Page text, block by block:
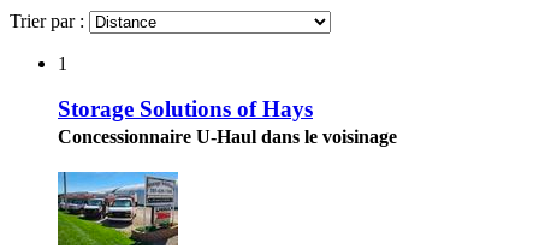
Trier par :
1
Storage Solutions of Hays
Concessionnaire U-Haul dans le voisinage